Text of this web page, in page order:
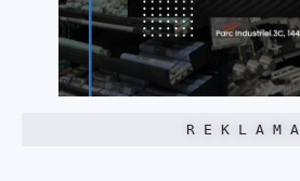
R E K L A M A